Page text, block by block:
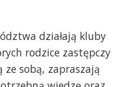
działają kluby
rodzice zastępczy
sobą, zapraszają